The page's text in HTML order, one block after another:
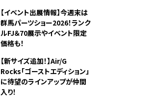
【イベント出展情報】今週末は
群馬パーツショー2026！ランク
ルFJ＆70展示やイベント限定
価格も！
【新サイズ追加！】Air/G
Rocks「ゴーストエディション」
に待望のラインアップが仲間
入り！